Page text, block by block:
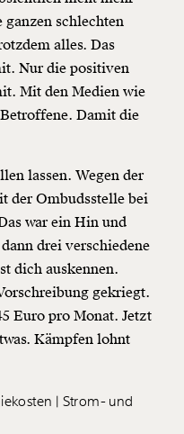
Weiter
1/3
schlechten
alles. Das
Nur die positiven
Mit den Medien wie
Damit die
lassen. Wegen der
der Ombudsstelle bei
war ein Hin und
drei verschiedene
dich auskennen.
gekriegt.
Euro pro Monat. Jetzt
Kämpfen lohnt
Strom- und